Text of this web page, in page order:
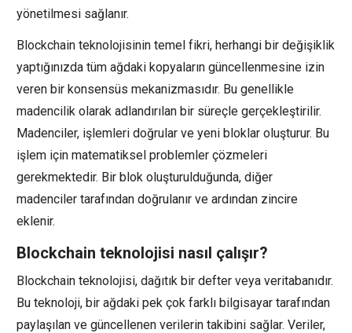
yönetilmesi sağlanır.
Blockchain teknolojisinin temel fikri, herhangi bir değişiklik
yaptığınızda tüm ağdaki kopyaların güncellenmesine izin
veren bir konsensüs mekanizmasıdır. Bu genellikle
madencilik olarak adlandırılan bir süreçle gerçekleştirilir.
Madenciler, işlemleri doğrular ve yeni bloklar oluşturur. Bu
işlem için matematiksel problemler çözmeleri
gerekmektedir. Bir blok oluşturulduğunda, diğer
madenciler tarafından doğrulanır ve ardından zincire
eklenir.
Blockchain teknolojisi nasıl çalışır?
Blockchain teknolojisi, dağıtık bir defter veya veritabanıdır.
Bu teknoloji, bir ağdaki pek çok farklı bilgisayar tarafından
paylaşılan ve güncellenen verilerin takibini sağlar. Veriler,